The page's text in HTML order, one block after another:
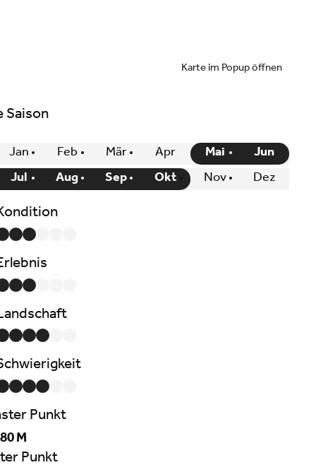
Karte im Popup öffnen
Saison
Jan Feb Mär Apr Mai
Jun
Jul
Aug Sep Okt Nov Dez
Punkt
M
Punkt